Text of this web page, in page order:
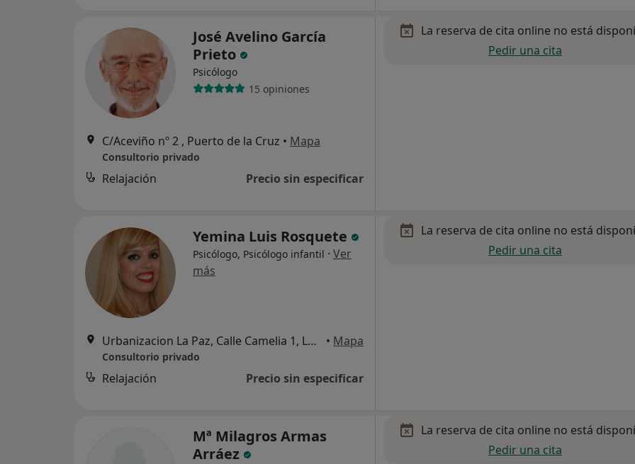
José Avelino García
Prieto
Psicólogo
15 opiniones
C/Aceviño nº 2 , Puerto de la Cruz • Mapa
Consultorio privado
Relajación Precio sin especificar
La reserva de cita online no está
Pedir una cita
Yemina Luis Rosquete
Psicólogo, Psicólogo infantil · Ver
más
Urbanizacion La Paz, Calle Camelia 1, Local 66, Puerto de la Cruz • Mapa
Consultorio privado
Relajación Precio sin especificar
La reserva de cita online no está
Pedir una cita
Mª Milagros Armas
Arráez
La reserva de cita online no está
Pedir una cita